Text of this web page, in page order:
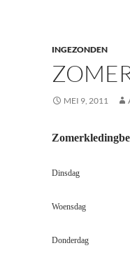
INGEZONDEN
MEI 9, 2011
Dinsdag
Woensdag
Donderdag